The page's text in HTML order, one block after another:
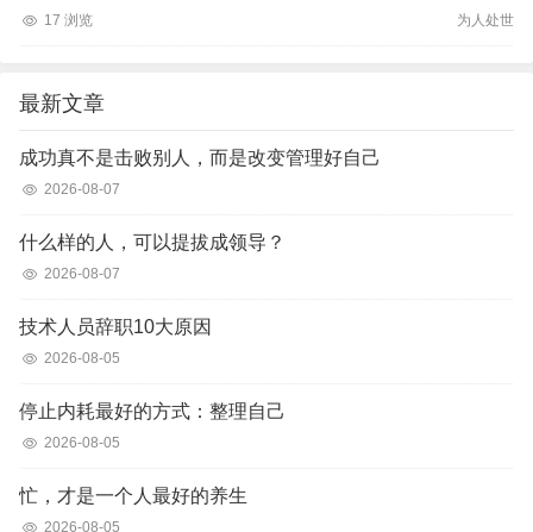
17 浏览 为人处世
最新文章
成功真不是击败别人，而是改变管理好自己
2026-08-07
什么样的人，可以提拔成领导？
2026-08-07
技术人员辞职10大原因
2026-08-05
停止内耗最好的方式：整理自己
2026-08-05
忙，才是一个人最好的养生
2026-08-05